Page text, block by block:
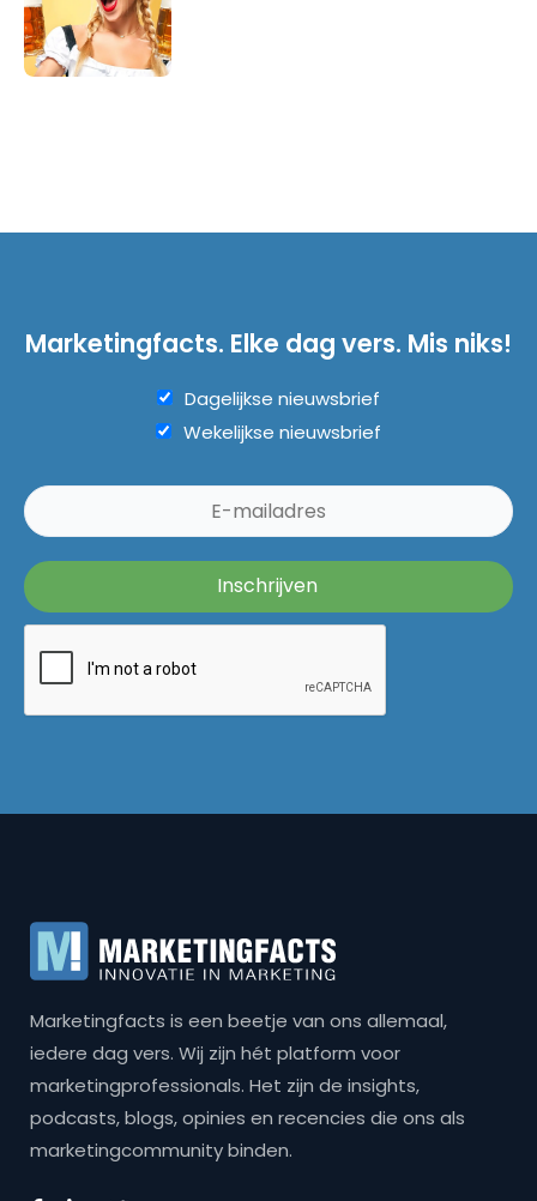
Marketingfacts. Elke dag vers. Mis niks!
Dagelijkse nieuwsbrief
Wekelijkse nieuwsbrief
Marketingfacts is een beetje van ons allemaal,
iedere dag vers. Wij zijn hét platform voor
marketingprofessionals. Het zijn de insights,
podcasts, blogs, opinies en recencies die ons als
marketingcommunity binden.